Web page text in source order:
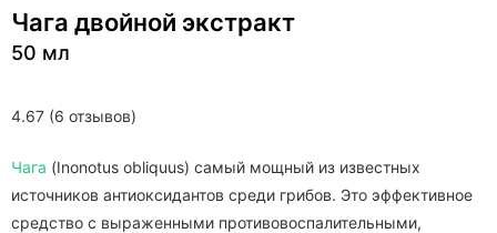
4.67 (6 отзывов)
Чага двойной экстракт
50 мл
Чага (Inonotus obliquus) самый мощный из известных
источников антиоксидантов среди грибов. Это эффективное
средство с выраженными противовоспалительными,